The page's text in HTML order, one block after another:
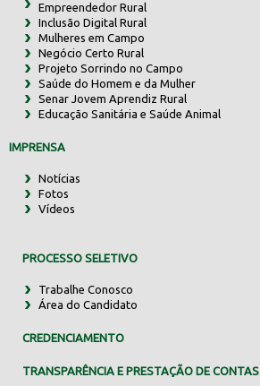
Empreendedor Rural
Inclusão Digital Rural
Mulheres em Campo
Negócio Certo Rural
Projeto Sorrindo no Campo
Saúde do Homem e da Mulher
Senar Jovem Aprendiz Rural
Educação Sanitária e Saúde Animal
IMPRENSA
Notícias
Fotos
Vídeos
PROCESSO SELETIVO
Trabalhe Conosco
Área do Candidato
CREDENCIAMENTO
TRANSPARÊNCIA E PRESTAÇÃO DE CONTAS